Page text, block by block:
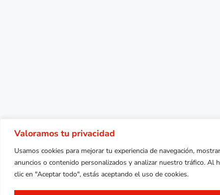
Valoramos tu privacidad
Usamos cookies para mejorar tu experiencia de navegación, mostrar
anuncios o contenido personalizados y analizar nuestro tráfico. Al
clic en "Aceptar todo", estás aceptando el uso de cookies.